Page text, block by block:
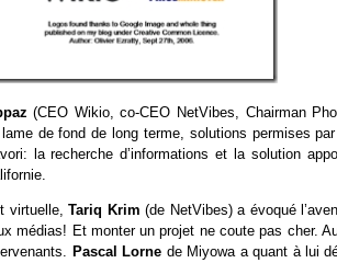
(CEO Wikio, co-CEO NetVibes, Chairman
de fond de long terme, solutions permises
la recherche d’informations et la solution
virtuelle, Tariq Krim(de NetVibes) a évoqué
médias! Et monter un projet ne coute pas cher.
Pascal Lorne de Miyowa a quant à lui